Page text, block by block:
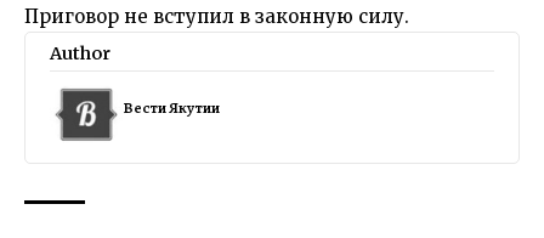
Приговор не вступил в законную силу.
Author
Вести Якутии